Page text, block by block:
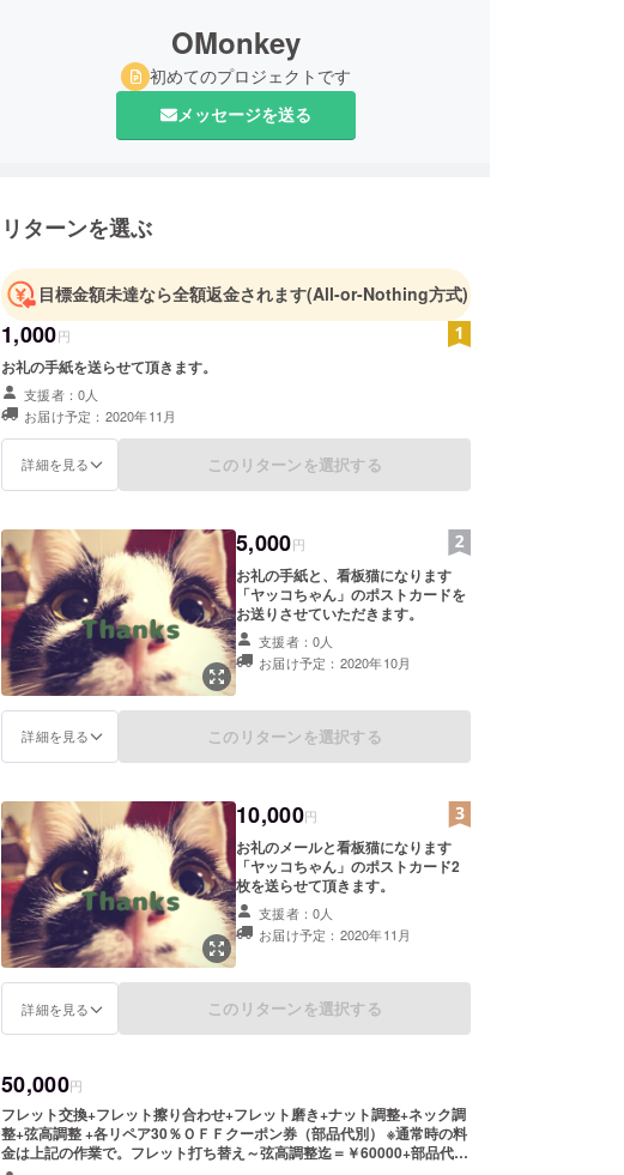
OMonkey
初めてのプロジェクトです
メッセージを送る
リターンを選ぶ
目標金額未達なら全額返金されます(All-or-Nothing方式)
1,000円
お礼の手紙を送らせて頂きます。
支援者：0人
お届け予定：2020年11月
詳細を見る このリターンを選択する
5,000円
お礼の手紙と、看板猫になります
「ヤッコちゃん」のポストカードを
お送りさせていただきます。
支援者：0人
お届け予定：2020年10月
詳細を見る このリターンを選択する
10,000円
お礼のメールと看板猫になります
「ヤッコちゃん」のポストカード2
枚を送らせて頂きます。
支援者：0人
お届け予定：2020年11月
詳細を見る このリターンを選択する
50,000円
フレット交換+フレット擦り合わせ+フレット磨き+ナット調整+ネック調
整+弦高調整 +各リペア30％ＯＦＦクーポン券（部品代別） ※通常時の料
金は上記の作業で。フレット打ち替え～弦高調整迄＝￥60000+部品代に